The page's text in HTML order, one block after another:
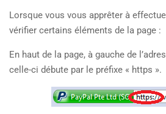
Lorsque vous vous apprêter à
vérifier certains éléments de la page :
En haut de la page, à gauche de
celle-ci débute par le préfixe « https ».